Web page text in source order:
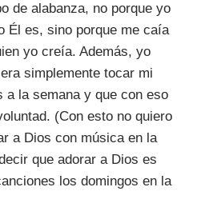
de alabanza, no porque yo
Él es, sino porque me caía
yo creía. Además, yo
simplemente tocar mi
a la semana y que con eso
(Con esto no quiero
a Dios con música en la
que adorar a Dios es
los domingos en la